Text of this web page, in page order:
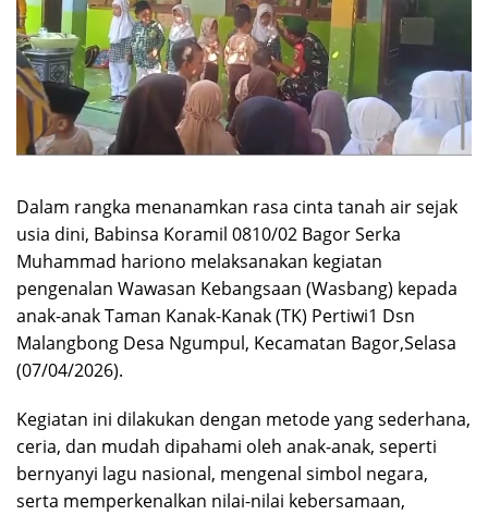
Dalam rangka menanamkan rasa cinta tanah air sejak
usia dini, Babinsa Koramil 0810/02 Bagor Serka
Muhammad hariono melaksanakan kegiatan
pengenalan Wawasan Kebangsaan (Wasbang) kepada
anak-anak Taman Kanak-Kanak (TK) Pertiwi1 Dsn
Malangbong Desa Ngumpul, Kecamatan Bagor,Selasa
(07/04/2026).
Kegiatan ini dilakukan dengan metode yang sederhana,
ceria, dan mudah dipahami oleh anak-anak, seperti
bernyanyi lagu nasional, mengenal simbol negara,
serta memperkenalkan nilai-nilai kebersamaan,